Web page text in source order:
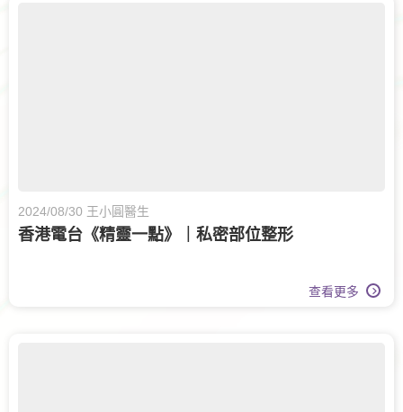
2024/08/30 王小圓醫生
香港電台《精靈一點》｜私密部位整形
查看更多